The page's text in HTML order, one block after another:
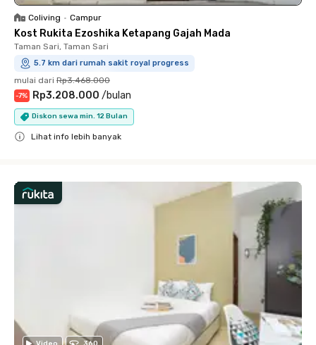
Coliving • Campur
Kost Rukita Ezoshika Ketapang Gajah Mada
Taman Sari, Taman Sari
5.7 km dari rumah sakit royal progress
mulai dari Rp3.468.000
-7% Rp3.208.000 /bulan
Diskon sewa min. 12 Bulan
Lihat info lebih banyak